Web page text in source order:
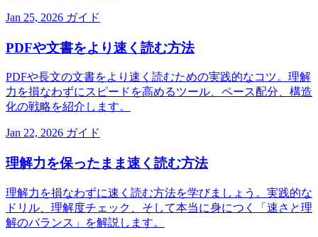
Jan 25, 2026 ガイド
PDFや文書をより速く読む方法
PDFや長文の文書をより速く読むための実践的なコツ。理解
力を損なわずにスピードを高めるツール、ペース配分、構造
化の戦略を紹介します。
Jan 22, 2026 ガイド
理解力を保ったまま速く読む方法
理解力を損なわずに速く読む方法を学びましょう。実践的な
ドリル、理解度チェック、そして本当に身につく「速さと理
解のバランス」を解説します。